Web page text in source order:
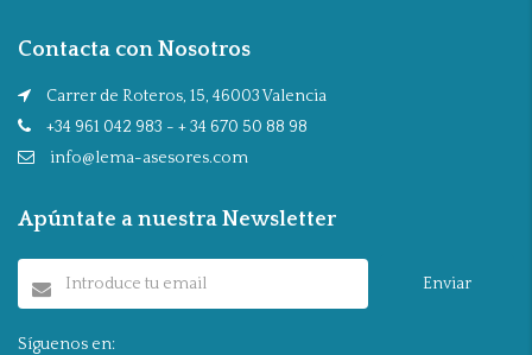
Contacta con Nosotros
Carrer de Roteros, 15, 46003 Valencia
+34 961 042 983 - + 34 670 50 88 98
info@lema-asesores.com
Apúntate a nuestra Newsletter
Enviar
Síguenos en: